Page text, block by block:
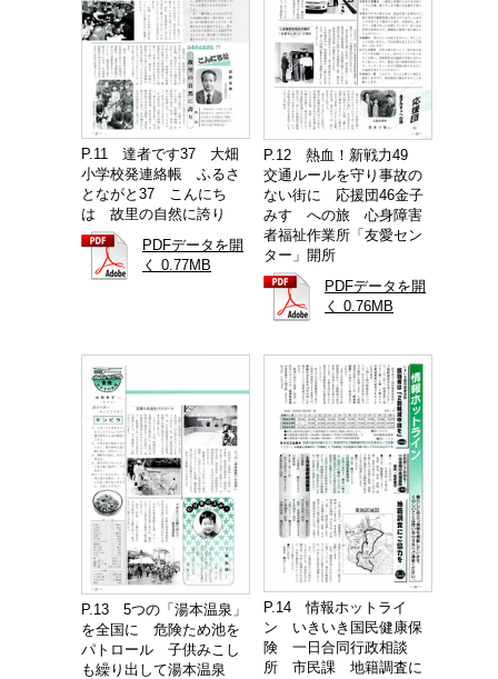
P.11 達者です37 大畑
小学校発連絡帳 ふるさ
とながと37 こんにち
は 故里の自然に誇り
PDFデータを開
く 0.77MB
P.12 熱血！新戦力49
交通ルールを守り事故の
ない街に 応援団46金子
みすゞへの旅 心身障害
者福祉作業所「友愛セン
ター」開所
PDFデータを開
く 0.76MB
P.13 5つの「湯本温泉」
を全国に 危険ため池を
パトロール 子供みこし
も繰り出して湯本温泉
P.14 情報ホットライ
ン いきいき国民健康保
険 一日合同行政相談
所 市民課 地籍調査に